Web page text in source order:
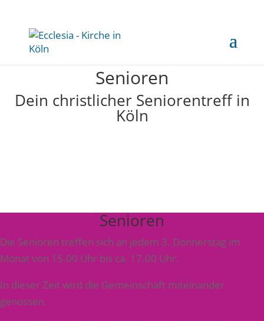
Senioren
Dein christlicher Seniorentreff in
Köln
Senioren
Die Senioren treffen sich an jedem 3. Donnerstag im
Monat von 15.00 Uhr bis ca. 17.00 Uhr.
In dieser Zeit wird die Gemeinschaft miteinander
genossen.